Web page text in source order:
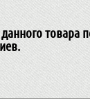
товара